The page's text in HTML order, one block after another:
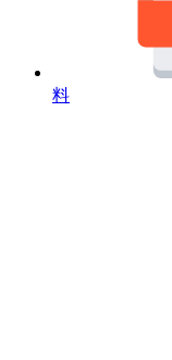
料